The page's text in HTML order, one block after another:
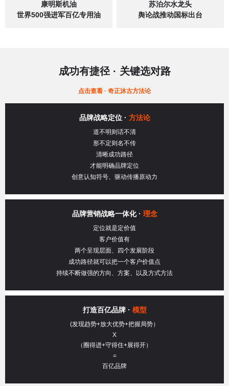
康明斯机油
世界500强进军百亿专用油
苏泊尔水龙头
舆论战推动国标出台
成功有捷径 · 关键选对路
点击查看 · 奇正沐古方法论
品牌战略定位 · 方法论
道不明则话不清
形不定则名不传
清晰成功路径
才能明确品牌定位
创意认知符号、驱动传播原动力
品牌营销战略一体化 · 理念
定位就是定价值
客户价值有
两个呈现层面、四个发展阶段
成功路径就可以把一个客户价值点
持续不断做强的方向、方案、以及方式方法
打造百亿品牌 · 模型
(发现趋势+放大优势+把握局势）
X
（圈得进+守得住+展得开）
=
百亿品牌